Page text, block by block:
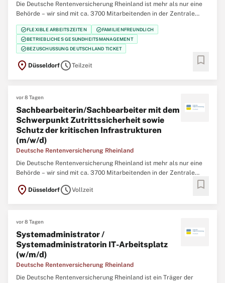
Die Deutsche Rentenversicherung Rheinland ist mehr als nur eine
Behörde – wir sind mit ca. 3700 Mitarbeitenden in der Zentrale
(Düsseldorf), 12 regionalen Service-Zentren und einem eigenem
Klinikverbund mit 5 Rehabilitationskliniken einer der größten
Regionalträger der gesetzlichen
check_circleFLEXIBLE ARBEITSZEITEN check_circleFAMILIENFREUNDLICH
check_circleBETRIEBLICHES GESUNDHEITSMANAGEMENT
check_circleBEZUSCHUSSUNG DEUTSCHLAND TICKET
location_on DüsseldorfscheduleTeilzeit bookmark
vor 8 Tagen
Sachbearbeiterin/Sachbearbeiter mit dem
Schwerpunkt Zutrittssicherheit sowie
Schutz der kritischen Infrastrukturen
(m/w/d)
Deutsche Rentenversicherung Rheinland
Die Deutsche Rentenversicherung Rheinland ist mehr als nur eine
Behörde – wir sind mit ca. 3700 Mitarbeitenden in der Zentrale
Klinikverbund mit 5 Rehabilitationskliniken einer der größten
location_on DüsseldorfscheduleVollzeit bookmark
vor 8 Tagen
Systemadministrator /
Systemadministratorin IT-Arbeitsplatz
(w/m/d)
Deutsche Rentenversicherung Rheinland
Die Deutsche Rentenversicherung Rheinland ist ein Träger der